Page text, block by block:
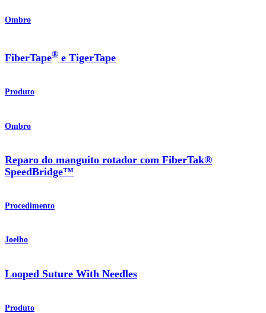
Ombro
FiberTape® e TigerTape
Produto
Ombro
Reparo do manguito rotador com FiberTak®
SpeedBridge™
Procedimento
Joelho
Looped Suture With Needles
Produto